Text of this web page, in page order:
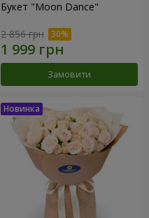
Букет "Moon Dance"
2 856 грн
Замовити